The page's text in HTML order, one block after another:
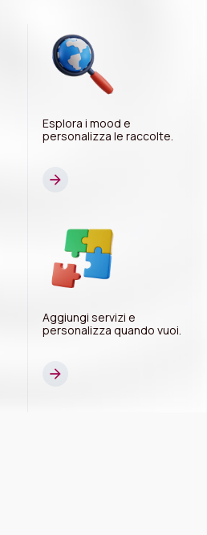
Esplora i mood e
personalizza le raccolte.
Aggiungi servizi e
personalizza quando vuoi.